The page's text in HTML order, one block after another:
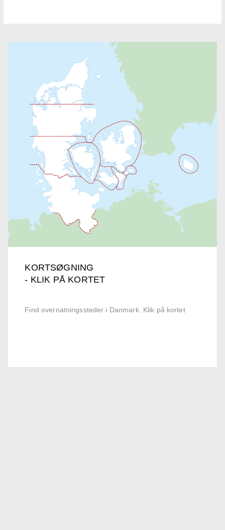
KORTSØGNING
- KLIK PÅ KORTET
Find overnatningssteder i Danmark. Klik på kortet